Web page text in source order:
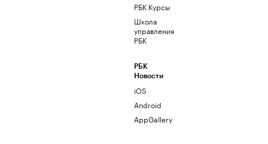
РБК Курсы
Школа
управления
РБК
РБК
Новости
iOS
Android
AppGallery